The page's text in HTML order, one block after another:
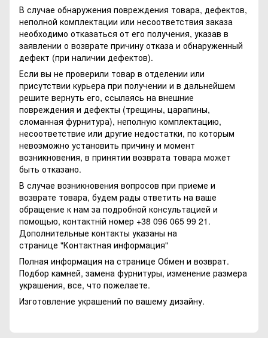
В случае обнаружения повреждения товара, дефектов,
неполной комплектации или несоответствия заказа
необходимо отказаться от его получения, указав в
заявлении о возврате причину отказа и обнаруженный
дефект (при наличии дефектов).
Если вы не проверили товар в отделении или
присутствии курьера при получении и в дальнейшем
решите вернуть его, ссылаясь на внешние
повреждения и дефекты (трещины, царапины,
сломанная фурнитура), неполную комплектацию,
несоответствие или другие недостатки, по которым
невозможно установить причину и момент
возникновения, в принятии возврата товара может
быть отказано.
В случае возникновения вопросов при приеме и
возврате товара, будем рады ответить на ваше
обращение к нам за подробной консультацией и
помощью, контактній номер +38 096 065 99 21.
Дополнительные контакты указаны на
странице "Контактная информация"
Полная информация на странице Обмен и возврат.
Подбор камней, замена фурнитуры, изменение размера
украшения, все, что пожелаете.
Изготовление украшений по вашему дизайну.